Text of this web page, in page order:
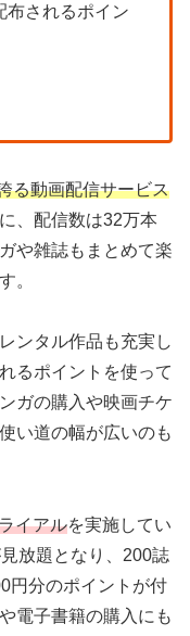
布されるポイン
る動画配信サービス
、配信数は32万本
や雑誌もまとめて楽
。
ンタル作品も充実し
るポイントを使って
ガの購入や映画チケ
い道の幅が広いのも
イアルを実施してい
放題となり、200誌
円分のポイントが付
電子書籍の購入にも